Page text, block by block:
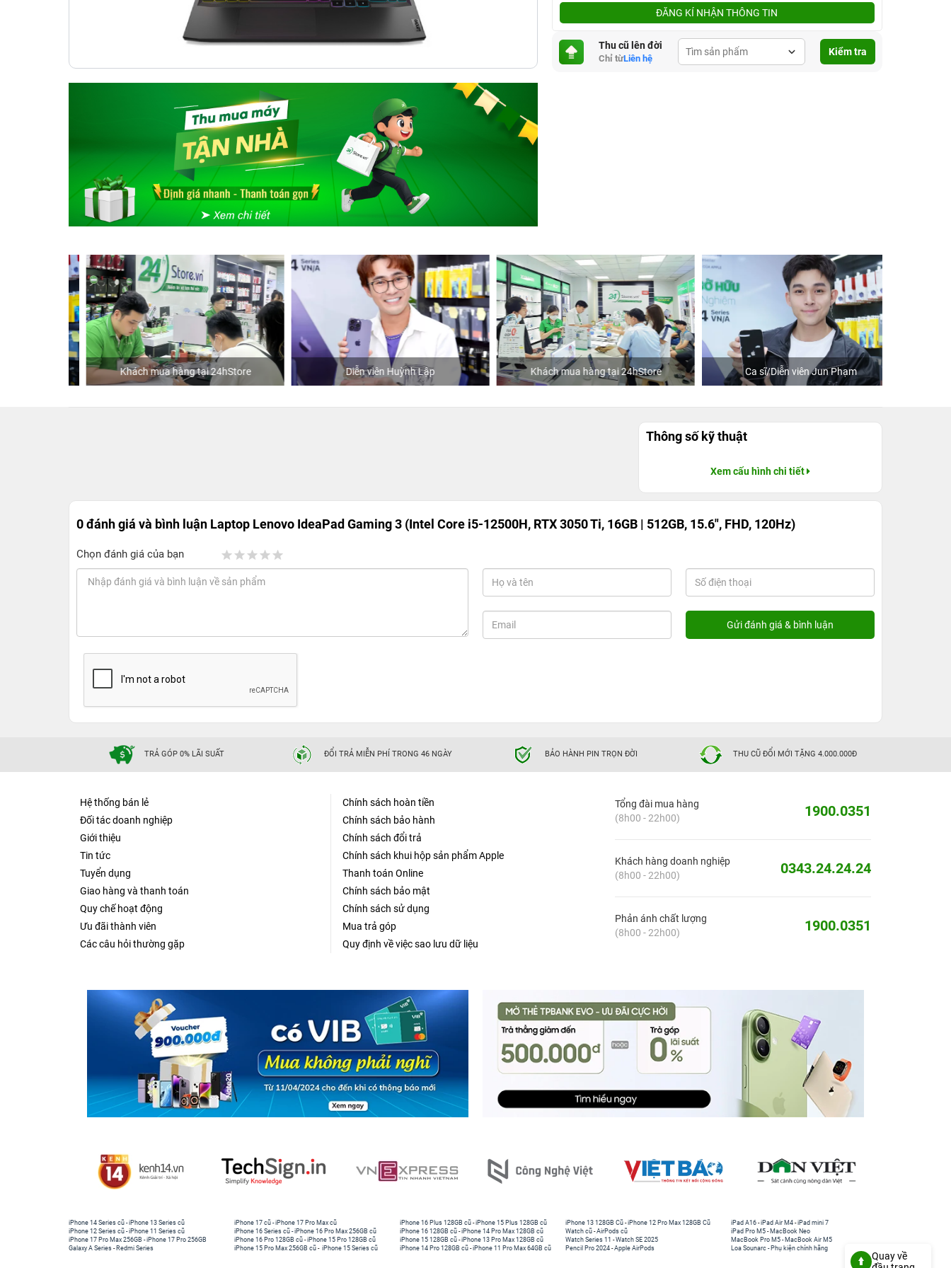
ĐĂNG KÍ NHẬN THÔNG TIN
Thu cũ lên đời
Chỉ từLiên hệ
Kiểm tra
Khách mua hàng tại 24hStore Diễn viên Huỳnh Lập Khách mua hàng tại 24hStore Ca sĩ/Diễn viên Jun Phạm
Thông số kỹ thuật
Xem cấu hình chi tiết
0 đánh giá và bình luận Laptop Lenovo IdeaPad Gaming 3 (Intel Core i5-12500H, RTX 3050 Ti, 16GB | 512GB, 15.6", FHD, 120Hz)
Chọn đánh giá của bạn
TRẢ GÓP 0% LÃI SUẤT ĐỔI TRẢ MIỄN PHÍ TRONG 46 NGÀY BẢO HÀNH PIN TRỌN ĐỜI THU CŨ ĐỔI MỚI TẶNG 4.000.000Đ
Hệ thống bán lẻ
Đối tác doanh nghiệp
Giới thiệu
Tin tức
Tuyển dụng
Giao hàng và thanh toán
Quy chế hoạt động
Ưu đãi thành viên
Các câu hỏi thường gặp
Chính sách hoàn tiền
Chính sách bảo hành
Chính sách đổi trả
Chính sách khui hộp sản phẩm Apple
Thanh toán Online
Chính sách bảo mật
Chính sách sử dụng
Mua trả góp
Quy định về việc sao lưu dữ liệu
Tổng đài mua hàng
(8h00 - 22h00)
1900.0351
Khách hàng doanh nghiệp
(8h00 - 22h00)
0343.24.24.24
Phản ánh chất lượng
(8h00 - 22h00)
1900.0351
iPhone 14 Series cũ -iPhone 13 Series cũ
iPhone 12 Series cũ -iPhone 11 Series cũ
iPhone 17 Pro Max 256GB -iPhone 17 Pro 256GB
Galaxy A Series - Redmi Series
iPhone 17 cũ -iPhone 17 Pro Max cũ
iPhone 16 Series cũ - iPhone 16 Pro Max 256GB cũ
iPhone 16 Pro 128GB cũ -iPhone 15 Pro 128GB cũ
iPhone 15 Pro Max 256GB cũ - iPhone 15 Series cũ
iPhone 16 Plus 128GB cũ -iPhone 15 Plus 128GB cũ
iPhone 16 128GB cũ -iPhone 14 Pro Max 128GB cũ
iPhone 15 128GB cũ -iPhone 13 Pro Max 128GB cũ
iPhone 14 Pro 128GB cũ -iPhone 11 Pro Max 64GB cũ
iPhone 13 128GB Cũ -iPhone 12 Pro Max 128GB Cũ
Watch cũ -AirPods cũ
Watch Series 11 -Watch SE 2025
Pencil Pro 2024 -Apple AirPods
iPad A16 -iPad Air M4 -iPad mini 7
iPad Pro M5 - MacBook Neo
MacBook Pro M5 - MacBook Air M5
Loa Sounarc - Phụ kiện chính hãng
Quay về